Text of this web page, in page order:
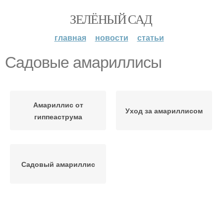
ЗЕЛЁНЫЙ САД
главная новости статьи
Садовые амариллисы
Амариллис от
гиппеаструма
Уход за амариллисом
Садовый амариллис